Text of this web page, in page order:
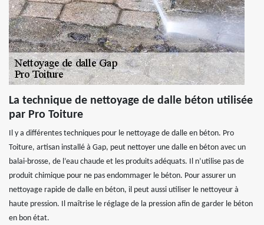
La technique de nettoyage de dalle béton utilisée
par Pro Toiture
Il y a différentes techniques pour le nettoyage de dalle en béton. Pro
Toiture, artisan installé à Gap, peut nettoyer une dalle en béton avec un
balai-brosse, de l’eau chaude et les produits adéquats. Il n’utilise pas de
produit chimique pour ne pas endommager le béton. Pour assurer un
nettoyage rapide de dalle en béton, il peut aussi utiliser le nettoyeur à
haute pression. Il maîtrise le réglage de la pression afin de garder le béton
en bon état.